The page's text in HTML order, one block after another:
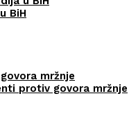
BiH
mržnje
protiv govora mržnje